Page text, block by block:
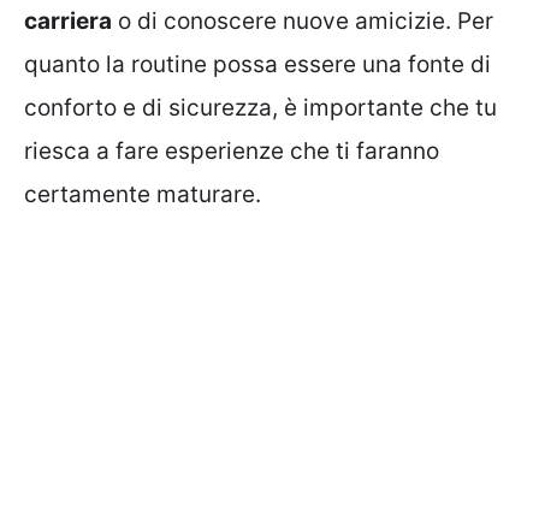
carriera o di conoscere nuove amicizie. Per
quanto la routine possa essere una fonte di
conforto e di sicurezza, è importante che tu
riesca a fare esperienze che ti faranno
certamente maturare.